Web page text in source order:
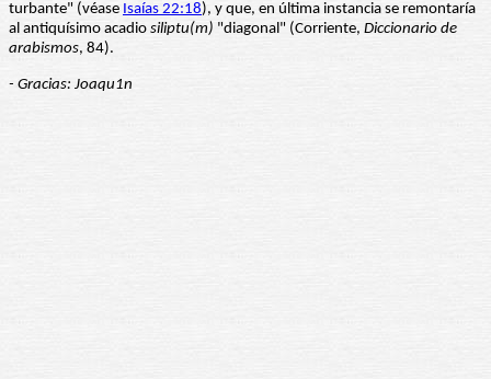
turbante" (véase Isaías 22:18), y que, en última instancia se remontaría
al antiquísimo acadio siliptu(m) "diagonal" (Corriente, Diccionario de
arabismos, 84).
- Gracias: Joaqu1n